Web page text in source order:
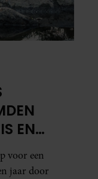
EN
ZEI
voor een
jaar door